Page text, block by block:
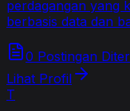
perdagangan yang
berbasis data dan
0 Postingan
Lihat Profil
T